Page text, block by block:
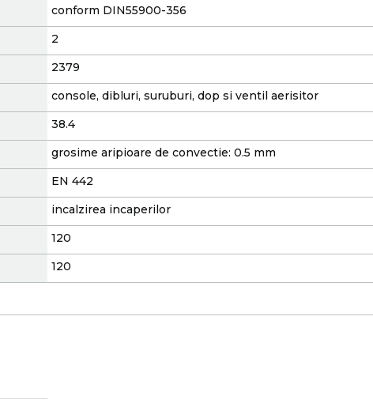
conform DIN55900-356
2
2379
console, dibluri, suruburi, dop si ventil aerisitor
38.4
grosime aripioare de convectie: 0.5 mm
EN 442
incalzirea incaperilor
120
120